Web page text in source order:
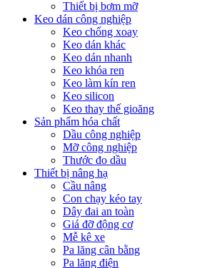
Thiết bị bơm mỡ
Keo dán công nghiệp
Keo chống xoay
Keo dán khác
Keo dán nhanh
Keo khóa ren
Keo làm kín ren
Keo silicon
Keo thay thế gioăng
Sản phẩm hóa chất
Dầu công nghiệp
Mỡ công nghiệp
Thước đo dầu
Thiết bị nâng hạ
Cầu nâng
Con chạy kéo tay
Dây đai an toàn
Giá đỡ động cơ
Mễ kê xe
Pa lăng cân bằng
Pa lăng điện